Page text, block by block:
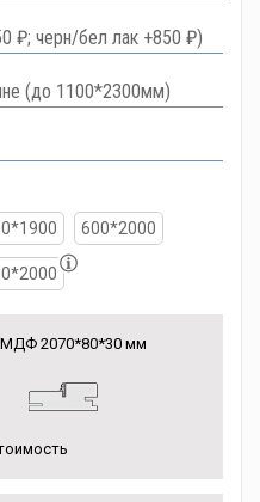
₽; черн/бел лак +850 ₽)
(до 1100*2300мм)
600*2000
2070*80*30 мм